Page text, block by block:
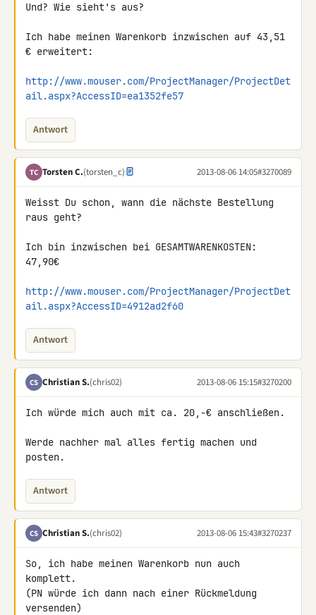
Und? Wie sieht's aus?
Ich habe meinen Warenkorb inzwischen auf 43,51
€ erweitert:
http://www.mouser.com/ProjectManager/ProjectDet
ail.aspx?AccessID=ea1352fe57
Antwort
TC Torsten C.(torsten_c) 2013-08-06 14:05#3270089
Weisst Du schon, wann die nächste Bestellung
raus geht?
Ich bin inzwischen bei GESAMTWARENKOSTEN:
47,90€
http://www.mouser.com/ProjectManager/ProjectDet
ail.aspx?AccessID=4912ad2f60
Antwort
CS Christian S.(chris02) 2013-08-06 15:15#3270200
Ich würde mich auch mit ca. 20,-€ anschließen.
Werde nachher mal alles fertig machen und
posten.
Antwort
CS Christian S.(chris02) 2013-08-06 15:43#3270237
So, ich habe meinen Warenkorb nun auch
komplett.
(PN würde ich dann nach einer Rückmeldung
versenden)